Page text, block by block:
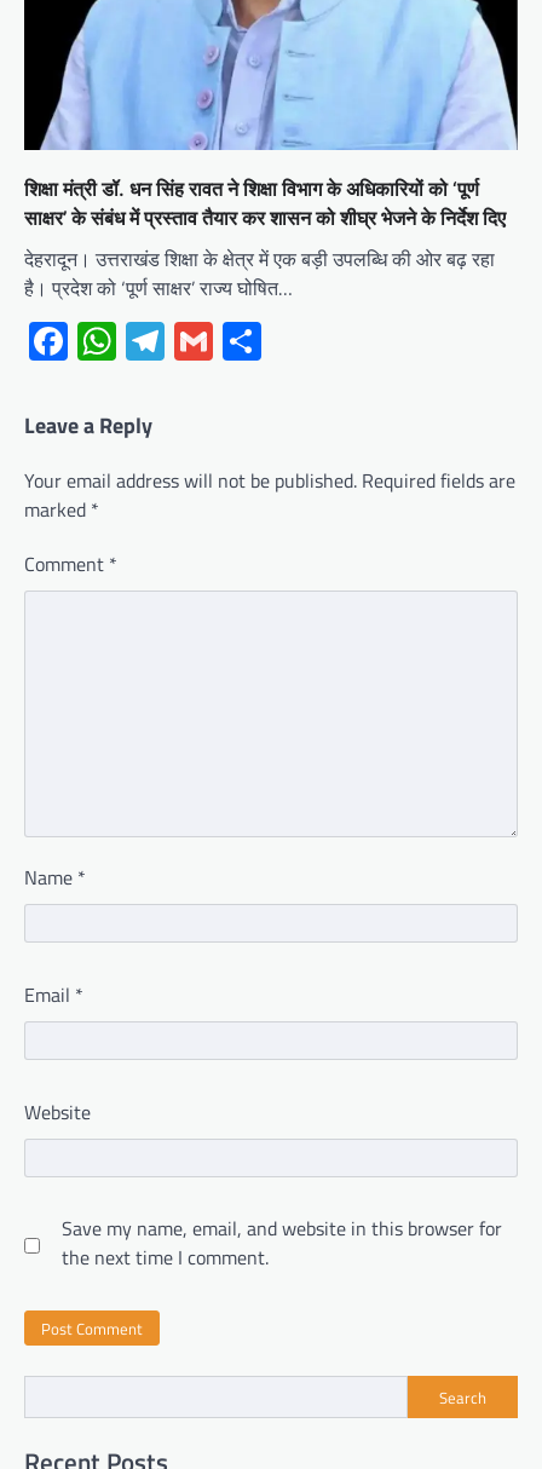
शिक्षा मंत्री डॉ. धन सिंह रावत ने शिक्षा विभाग के अधिकारियों को ‘पूर्ण
साक्षर’ के संबंध में प्रस्ताव तैयार कर शासन को शीघ्र भेजने के निर्देश दिए
देहरादून। उत्तराखंड शिक्षा के क्षेत्र में एक बड़ी उपलब्धि की ओर बढ़ रहा
है। प्रदेश को ‘पूर्ण साक्षर’ राज्य घोषित…
Facebook
WhatsApp
Telegram
Gmail
Leave a Reply
Your email address will not be published. Required fields are
marked *
Comment *
Name *
Email *
Website
Save my name, email, and website in this browser for
the next time I comment.
Search